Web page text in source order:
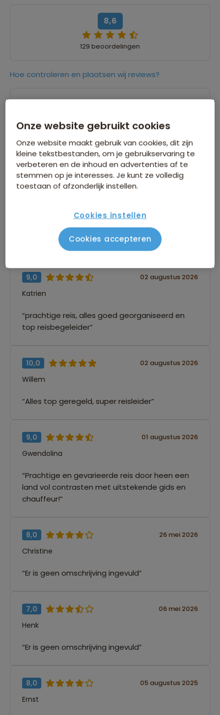
8,6
129 beoordelingen
Hoe controleren en plaatsen wij reviews?
Maddy
“Er is geen omschrijving ingevuld”
8,0 05 augustus 2026
“Zuid Afrika is een prachtig land. Vele gezichten.
Deze reis laat goed deze verschillende
gezichten van dit land zien.”
9,0 02 augustus 2026
Katrien
“prachtige reis, alles goed georganiseerd en
top reisbegeleider”
10,0 02 augustus 2026
Willem
“Alles top geregeld, super reisleider”
9,0 01 augustus 2026
Gwendolina
“Prachtige en gevarieerde reis door heen een
land vol contrasten met uitstekende gids en
chauffeur!”
8,0 26 mei 2026
Christine
“Er is geen omschrijving ingevuld”
7,0 06 mei 2026
Henk
“Er is geen omschrijving ingevuld”
8,0 05 augustus 2025
Ernst
Onze website gebruikt cookies
Onze website maakt gebruik van cookies, dit zijn
kleine tekstbestanden, om je gebruikservaring te
verbeteren en de inhoud en advertenties af te
stemmen op je interesses. Je kunt ze volledig
toestaan of afzonderlijk instellen.
Cookies instellen
Cookies accepteren